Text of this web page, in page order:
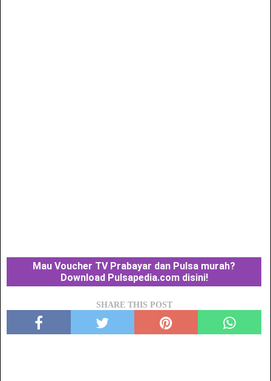
Mau Voucher TV Prabayar dan Pulsa murah?
Download Pulsapedia.com disini!
SHARE THIS POST